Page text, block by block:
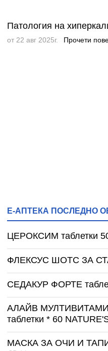
Патология на
от 22 авг 2025г. Прочети
Е-АПТЕКА ПОСЛЕДНО
ЦЕРОКСИМ таблетки
ФЛЕКСУС ШОТС ЗА
СЕДАКУР ФОРТЕ
АЛАЙВ
таблетки * 60
МАСКА ЗА ОЧИ И